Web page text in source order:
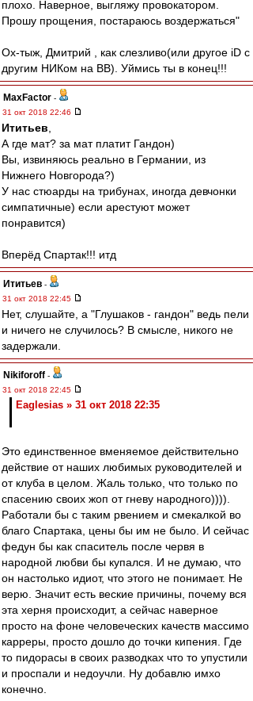
плохо. Наверное, выгляжу провокатором.
Прошу прощения, постараюсь воздержаться"
Ох-тыж, Дмитрий , как слезливо(или другое iD c
другим НИКом на ВВ). Уймись ты в конец!!!
MaxFactor -
31 окт 2018 22:46
Ититьев
А где мат? за мат платит Гандон)
Вы, извиняюсь реально в Германии, из
Нижнего Новгорода?)
У нас стюарды на трибунах, иногда девчонки
симпатичные) если арестуют может
понравится)
Вперёд Спартак!!! итд
Ититьев -
31 окт 2018 22:45
Нет, слушайте, а "Глушаков - гандон" ведь пели
и ничего не случилось? В смысле, никого не
задержали.
Nikiforoff -
31 окт 2018 22:45
Eaglesias » 31 окт 2018 22:35
Это единственное вменяемое действительно
действие от наших любимых руководителей и
от клуба в целом. Жаль только, что только по
спасению своих жоп от гневу народного)))).
Работали бы с таким рвением и смекалкой во
благо Спартака, цены бы им не было. И сейчас
федун бы как спаситель после червя в
народной любви бы купался. И не думаю, что
он настолько идиот, что этого не понимает. Не
верю. Значит есть веские причины, почему вся
эта херня происходит, а сейчас наверное
просто на фоне человеческих качеств массимо
карреры, просто дошло до точки кипения. Где
то пидорасы в своих разводках что то упустили
и проспали и недоучли. Ну добавлю имхо
конечно.